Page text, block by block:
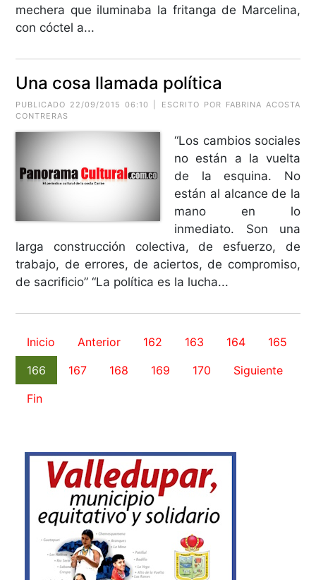
mechera que iluminaba la fritanga de Marcelina,
con cóctel a...
Una cosa llamada política
PUBLICADO 22/09/2015 06:10 | ESCRITO POR FABRINA ACOSTA
CONTRERAS
“Los cambios sociales
no están a la vuelta
de la esquina. No
están al alcance de la
mano en lo
inmediato. Son una
larga construcción colectiva, de esfuerzo, de
trabajo, de errores, de aciertos, de compromiso,
de sacrificio” “La política es la lucha...
Inicio Anterior 162 163 164
165
166
167 168 169 170
Siguiente
Fin